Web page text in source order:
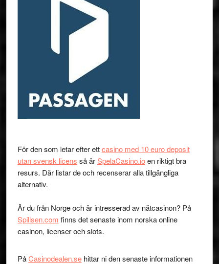
För den som letar efter ettcasino med 10 euro deposit
utan svensk licens så ärSpelaCasino.ioen riktigt bra
resurs. Där listar de och recenserar alla tillgängliga
alternativ.
Är du från Norge och är intresserad av nätcasinon? På
Spillsen.com finns det senaste inom norska online
casinon, licenser och slots.
PåCasinodealen.sehittar ni den senaste informationen